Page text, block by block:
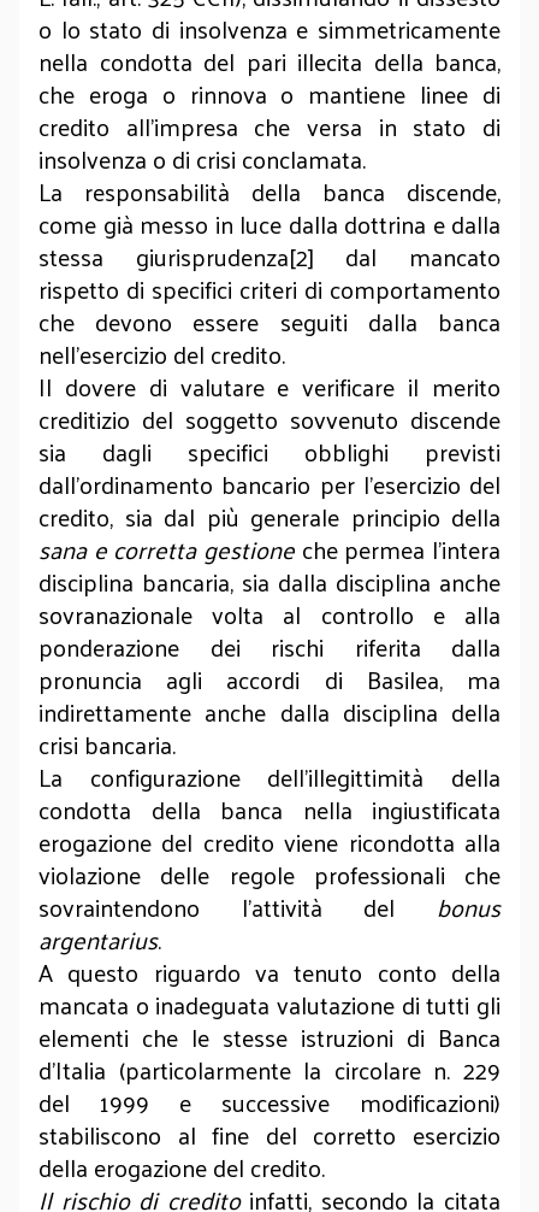
o lo stato di insolvenza e simmetricamente
nella condotta del pari illecita della banca,
che eroga o rinnova o mantiene linee di
credito all’impresa che versa in stato di
insolvenza o di crisi conclamata.
La responsabilità della banca discende,
come già messo in luce dalla dottrina e dalla
stessa giurisprudenza[2] dal mancato
rispetto di specifici criteri di comportamento
che devono essere seguiti dalla banca
nell’esercizio del credito.
Il dovere di valutare e verificare il merito
creditizio del soggetto sovvenuto discende
sia dagli specifici obblighi previsti
dall’ordinamento bancario per l’esercizio del
credito, sia dal più generale principio della
sana e corretta gestioneche permea l’intera
disciplina bancaria, sia dalla disciplina anche
sovranazionale volta al controllo e alla
ponderazione dei rischi riferita dalla
pronuncia agli accordi di Basilea, ma
indirettamente anche dalla disciplina della
crisi bancaria.
La configurazione dell’illegittimità della
condotta della banca nella ingiustificata
erogazione del credito viene ricondotta alla
violazione delle regole professionali che
sovraintendono l’attività del bonus
argentarius.
A questo riguardo va tenuto conto della
mancata o inadeguata valutazione di tutti gli
elementi che le stesse istruzioni di Banca
d’Italia (particolarmente la circolare n. 229
del 1999 e successive modificazioni)
stabiliscono al fine del corretto esercizio
della erogazione del credito.
Il rischio di creditoinfatti, secondo la citata